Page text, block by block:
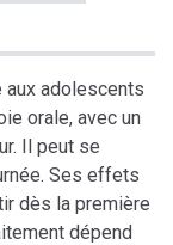
aux adolescents
orale, avec un
Il peut se
Ses effets
dès la première
dépend